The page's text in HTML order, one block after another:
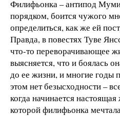
Филифьонка – антипод
порядком, боится чужого
определиться, как же ей
Правда, в повестях Туве
что-то переворачивающее
выясняется, что и боялась
до ее жизни, и многие годы
этом нет безысходности –
когда начинается
которой филифьонка